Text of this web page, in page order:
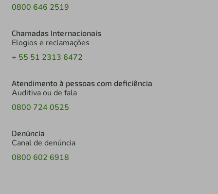
0800 646 2519
Chamadas Internacionais
Elogios e reclamações
+ 55 51 2313 6472
Atendimento à pessoas com deficiência
Auditiva ou de fala
0800 724 0525
Denúncia
Canal de denúncia
0800 602 6918